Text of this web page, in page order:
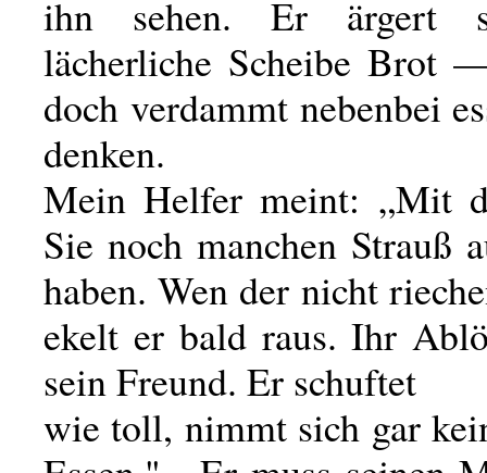
ihn sehen. Er ärgert
lächerliche Scheibe Brot
doch verdammt nebenbei
denken.
Mein Helfer meint: „Mit
Sie noch manchen Strauß
haben. Wen der nicht
ekelt er bald raus. Ihr
sein Freund. Er schuftet
wie toll, nimmt sich gar